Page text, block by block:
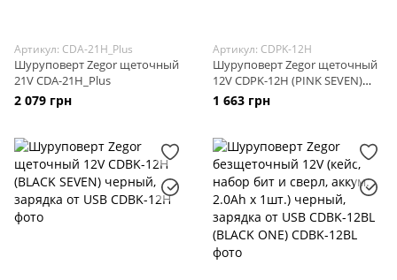
Артикул: CDA-21H_Plus
Шуруповерт Zegor щеточный
21V CDA-21H_Plus
2 079 грн
Артикул: CDPK-12H
Шуруповерт Zegor щеточный
12V CDPK-12H (PINK SEVEN)
розовый, зарядка от USB
1 663 грн